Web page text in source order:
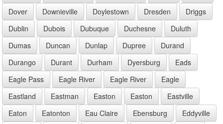
Dover
Downieville Doylestown Dresden
Driggs
Dublin
Dubois Dubuque Duchesne
Duluth
Dumas
Duncan Dunlap Dupree
Durand
Durango
Durant Durham Dyersburg
Eads
Eagle Pass
Eagle River Eagle River
Eagle
Eastland
Eastman Easton Easton
Eastville
Eaton
Eatonton Eau Claire Ebensburg
Eddyville